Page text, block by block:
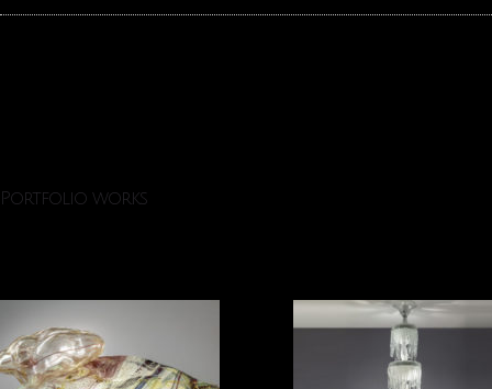
Portfolio works